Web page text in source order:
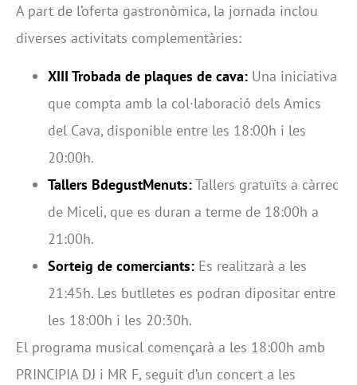
A part de l’oferta gastronòmica, la jornada inclou
diverses activitats complementàries:
XIII Trobada de plaques de cava: Una iniciativa
que compta amb la col·laboració dels Amics
del Cava, disponible entre les 18:00h i les
20:00h.
Tallers BdegustMenuts:Tallers gratuïts a càrrec
de Miceli, que es duran a terme de 18:00h a
21:00h.
Sorteig de comerciants: Es realitzarà a les
21:45h. Les butlletes es podran dipositar entre
les 18:00h i les 20:30h.
El programa musical començarà a les 18:00h amb
PRINCIPIA DJ i MR F, seguit d’un concert a les